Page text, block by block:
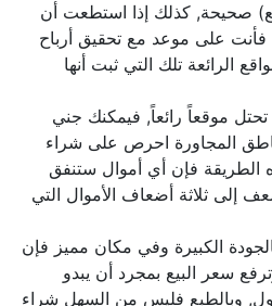
صحيحة, كذلك إذا استطعت أن
على موعد مع تحقيق أرباح
الرائعة تلك التي ثبت أنها
موقعاً رائعاً, فيمكنك جني
المجاورة احرص على شراء
فإن أي أموال ستنفق
إلى ثلاثة أضعاف الأموال التي
الكبيرة وفي مكان مميز فإن
سعر البيع بمجرد أن يبدو
وبالطبع فليس من السهل شراء